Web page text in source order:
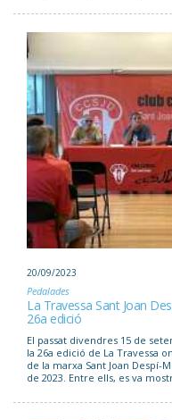
20/09/2023
Pedalades
La Travessa Sant Joan
26a edició
El passat divendres 15 de
la 26a edició de La Travessa
de la marxa Sant Joan
de 2023. Entre ells, es va